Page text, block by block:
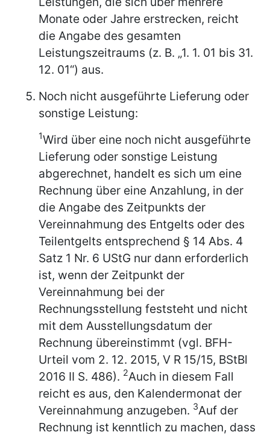
Monate oder Jahre erstrecken, reicht
die Angabe des gesamten
Leistungszeitraums (z. B. „1. 1. 01 bis 31.
12. 01“) aus.
Noch nicht ausgeführte Lieferung oder
sonstige Leistung:
1Wird über eine noch nicht ausgeführte
Lieferung oder sonstige Leistung
abgerechnet, handelt es sich um eine
Rechnung über eine Anzahlung, in der
die Angabe des Zeitpunkts der
Vereinnahmung des Entgelts oder des
Teilentgelts entsprechend § 14 Abs. 4
Satz 1 Nr. 6 UStG nur dann erforderlich
ist, wenn der Zeitpunkt der
Vereinnahmung bei der
Rechnungsstellung feststeht und nicht
mit dem Ausstellungsdatum der
Rechnung übereinstimmt (vgl. BFH-
Urteil vom 2. 12. 2015, V R 15/15, BStBl
2016 II S. 486). 2Auch in diesem Fall
reicht es aus, den Kalendermonat der
Vereinnahmung anzugeben. 3Auf der
Rechnung ist kenntlich zu machen, dass